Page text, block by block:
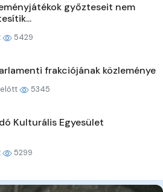
győzteseit nem
5429
frakciójának közleménye
5345
Kulturális Egyesület
5299